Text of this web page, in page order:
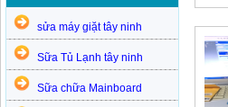
sửa máy giặt tây ninh
Sữa Tủ Lạnh tây ninh
Sữa chữa Mainboard